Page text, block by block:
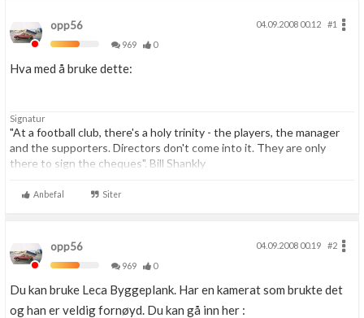
opp56 04.09.2008 00.12
#1
969
0
Hva med å bruke dette:
Signatur
"At a football club, there's a holy trinity - the players, the manager
and the supporters. Directors don't come into it. They are only
there to sign the cheques". Bill Shankly
"Maybe in life it's impossible to give 100 per cent to your job. Okay,
Anbefal Siter
opp56 04.09.2008 00.19
#2
969
0
Du kan bruke Leca Byggeplank. Har en kamerat som brukte det
og han er veldig fornøyd. Du kan gå inn her :